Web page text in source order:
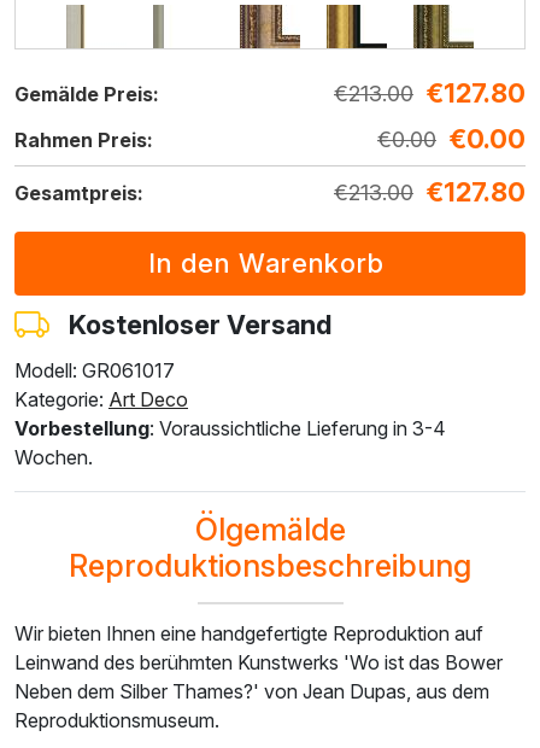
F3013-236
€95.55
€
F6537-236
89.47
F7034-298
209.01
€125.41
€125.41
€209.01
€125.41
€209.01
€125.41
€198.17
€118.90
€116.31
F4613-236
€150.56
90.33
217.06
€
195.39
178.74
107.24
Gemälde Preis: €213.00 €127.80
Rahmen Preis: €0.00 €0.00
Gesamtpreis: €213.00 €127.80
Kostenloser Versand
Modell: GR061017
Kategorie: Art Deco
Vorbestellung: Voraussichtliche Lieferung in 3-4
Wochen.
Ölgemälde
Reproduktionsbeschreibung
Wir bieten Ihnen eine handgefertigte Reproduktion auf
Leinwand des berühmten Kunstwerks 'Wo ist das Bower
Neben dem Silber Thames?' von Jean Dupas, aus dem
Reproduktionsmuseum.